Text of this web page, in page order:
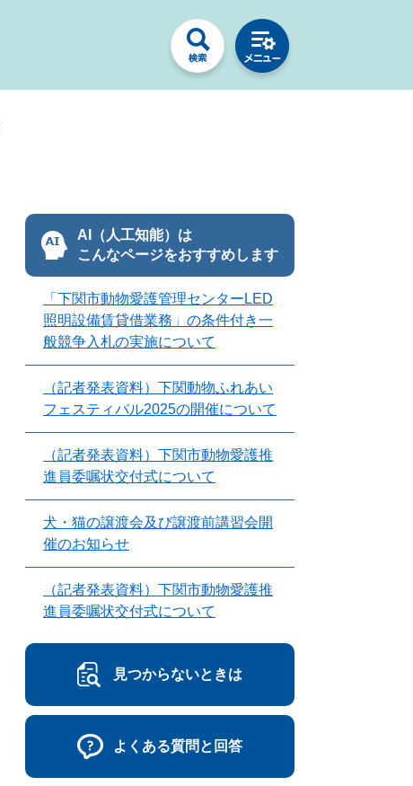
AI（人工知能）は
こんなページをおすすめします
「下関市動物愛護管理センターLED
照明設備賃貸借業務」の条件付き一
般競争入札の実施について
（記者発表資料）下関動物ふれあい
フェスティバル2025の開催について
（記者発表資料）下関市動物愛護推
進員委嘱状交付式について
犬・猫の譲渡会及び譲渡前講習会開
催のお知らせ
（記者発表資料）下関市動物愛護推
進員委嘱状交付式について
見つからないときは
よくある質問と回答